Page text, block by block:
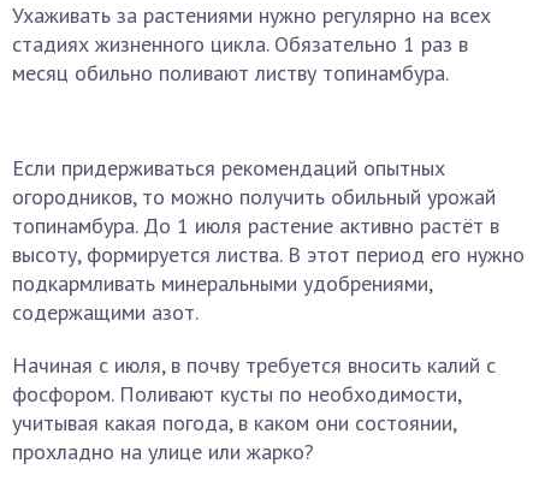
Ухаживать за растениями нужно регулярно на всех
стадиях жизненного цикла. Обязательно 1 раз в
месяц обильно поливают листву топинамбура.
Если придерживаться рекомендаций опытных
огородников, то можно получить обильный урожай
топинамбура. До 1 июля растение активно растёт в
высоту, формируется листва. В этот период его нужно
подкармливать минеральными удобрениями,
содержащими азот.
Начиная с июля, в почву требуется вносить калий с
фосфором. Поливают кусты по необходимости,
учитывая какая погода, в каком они состоянии,
прохладно на улице или жарко?